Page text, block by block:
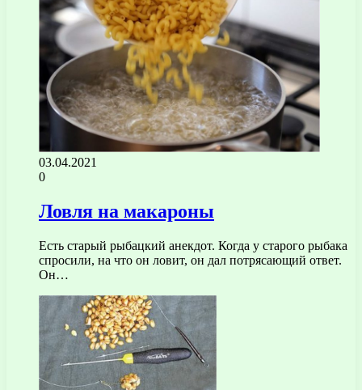
03.04.2021
0
Ловля на макароны
Есть старый рыбацкий анекдот. Когда у старого рыбака
спросили, на что он ловит, он дал потрясающий ответ.
Он…